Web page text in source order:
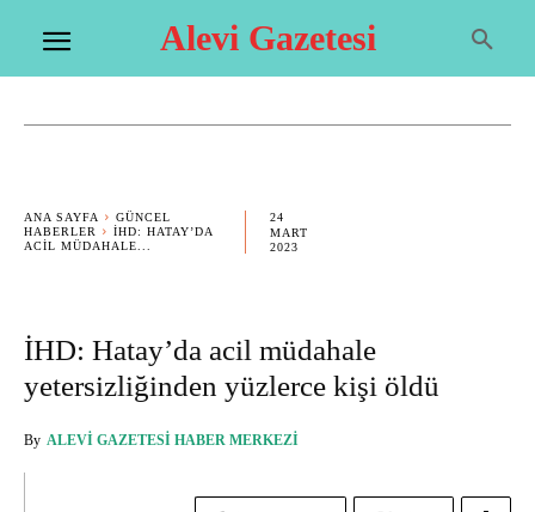
Alevi Gazetesi
ANA SAYFA
GÜNCEL
HABERLER
İHD: HATAY’DA
ACIL MÜDAHALE...
24
MART
2023
İHD: Hatay’da acil müdahale
yetersizliğinden yüzlerce kişi öldü
By ALEVI GAZETESI HABER MERKEZI